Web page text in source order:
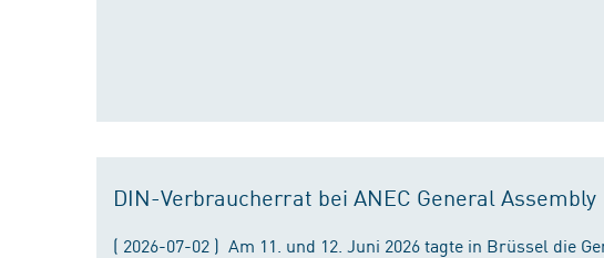
DIN-Verbraucherrat bei ANEC General Assembly
( 2026-07-02 ) Am 11. und 12. Juni 2026 tagte in Brüssel die